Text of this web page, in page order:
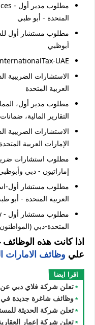
المتحدة - أبو ظبي
مطلوب مستشار أول
أبوظبي
UAE
الاستشارات الضريبية
العربية المتحدة
مطلوب مدير أول،
التقارير المالية،
الاستشارات الضريبية
الإمارات العربية المتحدة
مطلوب استشارات
إماراتيون - دبي
مطلوب مستشار أول-
العربية المتحدة - أبو
المتحدة-دبي
اذا كانت هذه
علي وظائف الامارات
اقرا ايضا
تعلن شركة فلاي دبي عن توفر عدة وظائف
وظائف شاغرة جديدة في شركة اتصالات
تعلن شركة الحديثة للمستشفيات والرعاية
تعلن شركة إعمار العقارية عن توفر